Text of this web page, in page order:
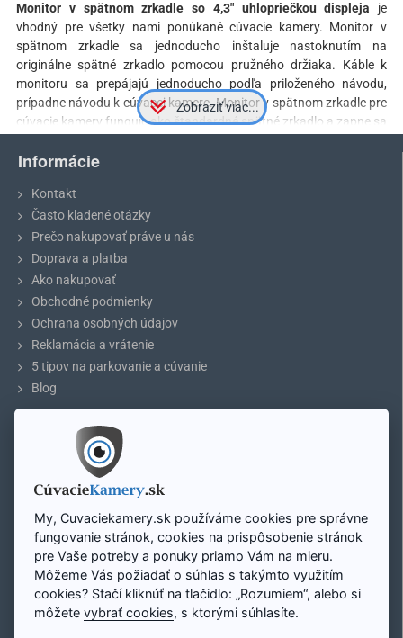
Monitor v spätnom zrkadle so 4,3″ uhlopriečkou displeja je
vhodný pre všetky nami ponúkané cúvacie kamery. Monitor v
spätnom zrkadle sa jednoducho inštaluje nastoknutím na
originálne spätné zrkadlo pomocou pružného držiaka. Káble k
monitoru sa prepájajú jednoducho podľa priloženého návodu,
prípadne návodu k cúvacej kamere. Monitor v spätnom zrkadle pre
cúvacie kamery funguje ako štandardné spätné zrkadlo a zapne sa
bezpečne zaparkovať.
Technické špecifikácie:
Veľkosť displeja
Rozlíšenie
Prevádzková teplota
Napájanie DC 12-24V
Vstupy / výstupy 2 x Video vstup
ABS plast
Informácie
Kontakt
Často kladené otázky
Prečo nakupovať práve u nás
Doprava a platba
Ako nakupovať
Obchodné podmienky
Ochrana osobných údajov
Reklamácia a vrátenie
5 tipov na parkovanie a cúvanie
Blog
Môj účet
Registrácia účtu
Mapa stránky
Zavolajte nám:
Pon - Pi: 8:00 - 16:00
+421 948 298 228
My, Cuvaciekamery.sk používáme cookies pre správne
fungovanie stránok, cookies na prispôsobenie stránok
pre Vaše potreby a ponuky priamo Vám na mieru.
Môžeme Vás požiadať o súhlas s takýmto využitím
cookies? Stačí kliknúť na tlačidlo: „Rozumiem“, alebo si
môžetevybrať cookies, s ktorými súhlasíte.